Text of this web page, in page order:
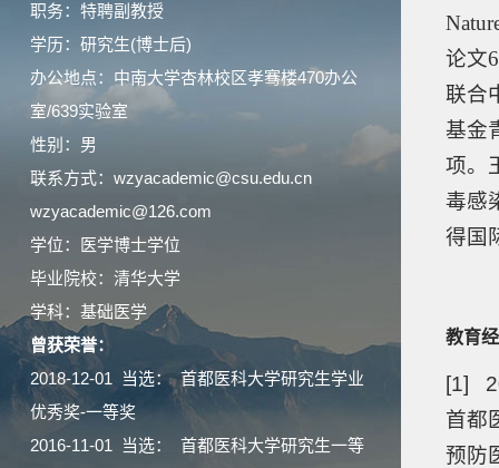
职务：特聘副教授
学历：研究生(博士后)
办公地点：中南大学杏林校区孝骞楼470办公
室/639实验室
性别：男
联系方式：wzyacademic@csu.edu.cn
wzyacademic@126.com
学位：医学博士学位
毕业院校：清华大学
学科：基础医学
曾获荣誉：
2018-12-01 当选： 首都医科大学研究生学业
优秀奖-一等奖
2016-11-01 当选： 首都医科大学研究生一等
论文6
联合
基金
项。
毒感
得国
教育
[1]
首都
预防